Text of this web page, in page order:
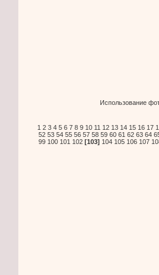
Использование
1 2 3 4 5 6 7 8 9 10 11 12 13 14 15 16 17
52 53 54 55 56 57 58 59 60 61 62 63 64
99 100 101 102 [103] 104 105 106 107